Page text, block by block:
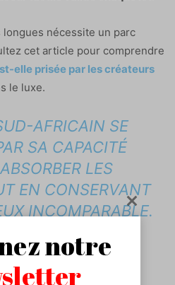
nécessite un parc
cet article pour comprendre
elle prisée par les créateurs
le luxe.
AFRICAIN SE
SA CAPACITÉ
LES
EN CONSERVANT
INCOMPARABLE.
: un
entre
notre